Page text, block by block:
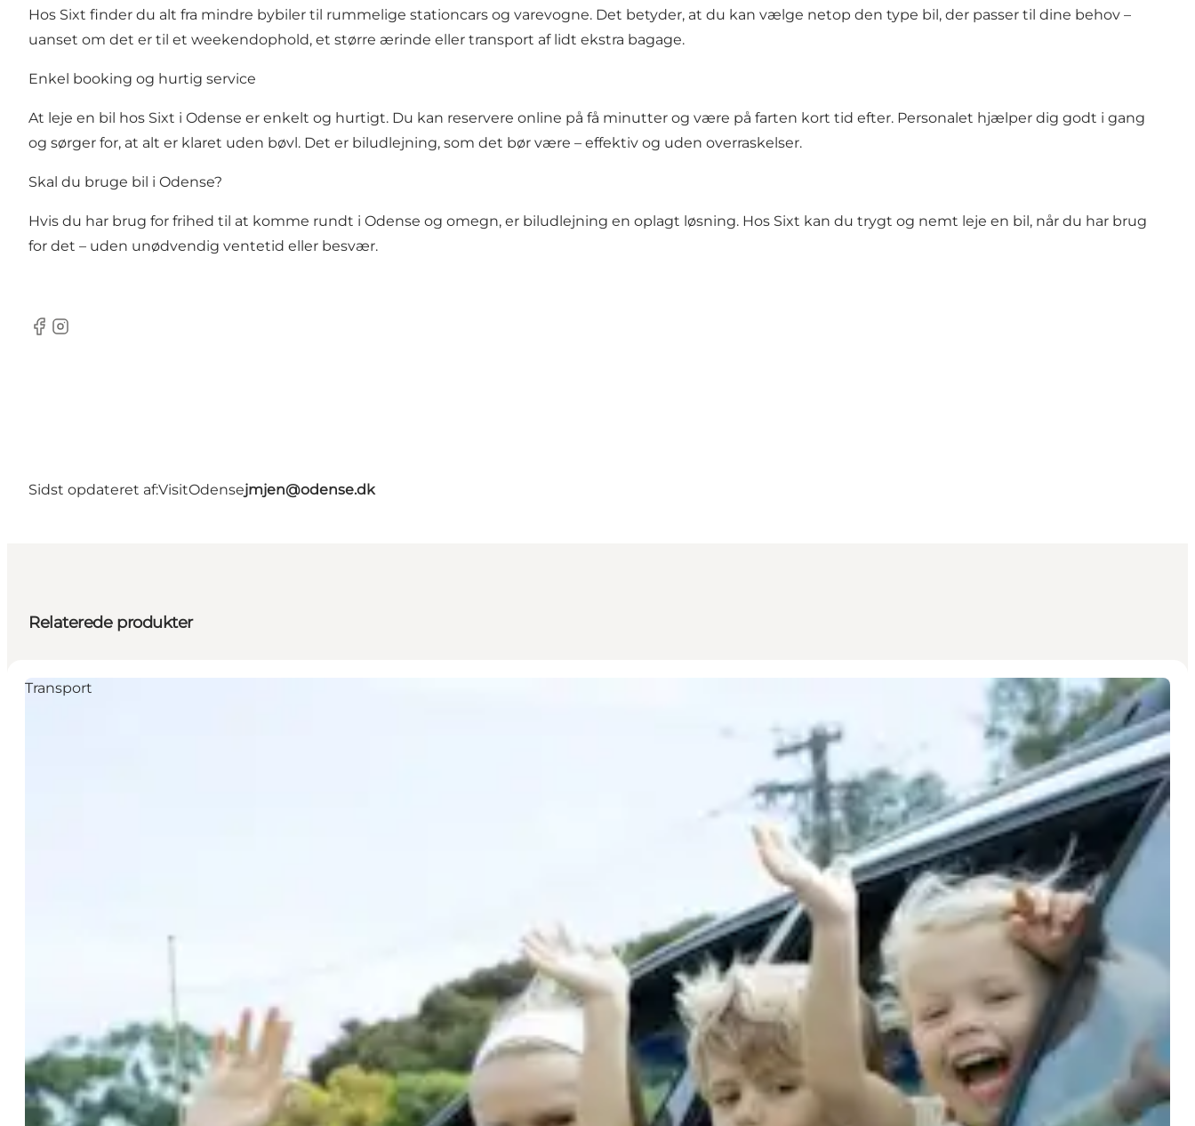
Hos Sixt finder du alt fra mindre bybiler til rummelige stationcars og varevogne. Det betyder, at du kan vælge netop den type bil, der passer til dine behov –
uanset om det er til et weekendophold, et større ærinde eller transport af lidt ekstra bagage.
Enkel booking og hurtig service
At leje en bil hos Sixt i Odense er enkelt og hurtigt. Du kan reservere online på få minutter og være på farten kort tid efter. Personalet hjælper dig godt i gang
og sørger for, at alt er klaret uden bøvl. Det er biludlejning, som det bør være – effektiv og uden overraskelser.
Skal du bruge bil i Odense?
Hvis du har brug for frihed til at komme rundt i Odense og omegn, er biludlejning en oplagt løsning. Hos Sixt kan du trygt og nemt leje en bil, når du har brug
for det – uden unødvendig ventetid eller besvær.
Facebook
Instagram
Sidst opdateret af:VisitOdensejmjen@odense.dk
Relaterede produkter
Transport